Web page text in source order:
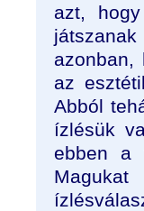
azt,
az
Abból
ízlésük
ebben a